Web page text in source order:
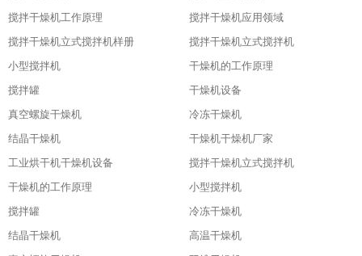
搅拌干燥机工作原理
搅拌干燥机应用领域
搅拌干燥机立式搅拌机样册
搅拌干燥机立式搅拌机
小型搅拌机
干燥机的工作原理
搅拌罐
干燥机设备
真空螺旋干燥机
冷冻干燥机
结晶干燥机
干燥机干燥机厂家
工业烘干机干燥机设备
搅拌干燥机立式搅拌机
干燥机的工作原理
小型搅拌机
搅拌罐
冷冻干燥机
结晶干燥机
高温干燥机